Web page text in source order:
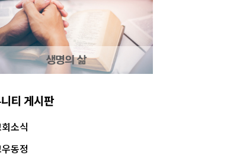
티 게시판
소식
동정